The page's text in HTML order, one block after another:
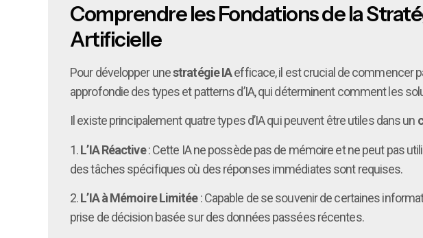
Comprendre les Fondations de la
Artificielle
Pour développer unestratégie IAefficace, il est crucial de commencer
approfondie des types et patterns d’IA, qui déterminent comment les
Il existe principalement quatre types d’IA qui peuvent être utiles dans un
1.L’IA Réactive: Cette IA ne possède pas de mémoire et ne peut pas
des tâches spécifiques où des réponses immédiates sont requises.
2.L’IA à Mémoire Limitée: Capable de se souvenir de certaines
prise de décision basée sur des données passées récentes.